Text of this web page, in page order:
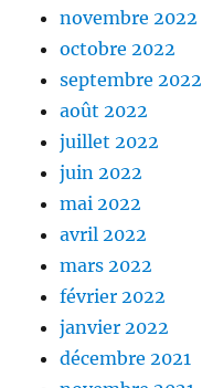
novembre 2022
octobre 2022
septembre 2022
août 2022
juillet 2022
juin 2022
mai 2022
avril 2022
mars 2022
février 2022
janvier 2022
décembre 2021